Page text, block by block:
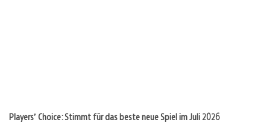
Players’ Choice: Stimmt für das beste neue Spiel im Juli 2026